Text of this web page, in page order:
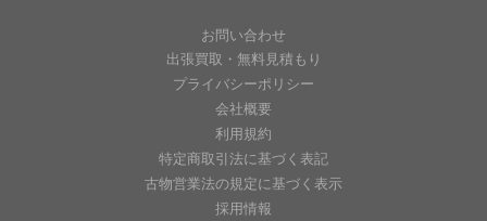
お問い合わせ
出張買取・無料見積もり
プライバシーポリシー
会社概要
利用規約
特定商取引法に基づく表記
古物営業法の規定に基づく表示
採用情報